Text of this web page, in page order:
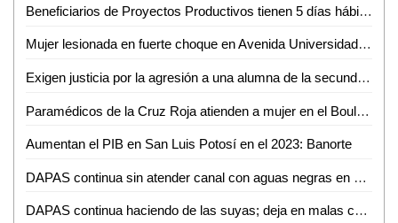
Beneficiarios de Proyectos Productivos tienen 5 días hábiles para presentar la participación del 30%
Mujer lesionada en fuerte choque en Avenida Universidad de Ciudad Valles
Exigen justicia por la agresión a una alumna de la secundaria No. 3 "Tierra y libertad"
Paramédicos de la Cruz Roja atienden a mujer en el Boulevard México - Laredo
Aumentan el PIB en San Luis Potosí en el 2023: Banorte
DAPAS continua sin atender canal con aguas negras en Las Brisas
DAPAS continua haciendo de las suyas; deja en malas condiciones Calle de la Pedro